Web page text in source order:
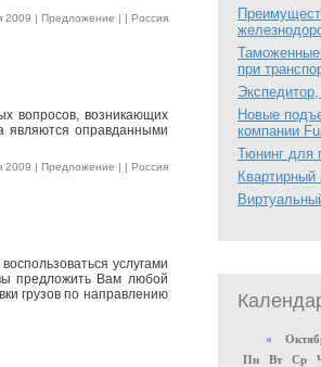
2009 | Предложение | | Россия
вопросов, возникающих
являются оправданными
2009 | Предложение | | Россия
услугами
предложить Вам любой
грузов по направлению
Таможенные
при
Новые
компании
Тюнинг для
Квартирный
«
Пн
Вт Ср